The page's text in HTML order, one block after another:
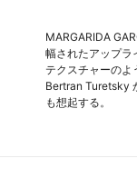
MARGARIDA
幅されたアップラ
テクスチャーのよ
Bertran Turetsky
も想起する。